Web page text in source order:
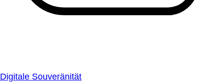
Digitale Souveränität